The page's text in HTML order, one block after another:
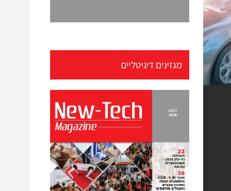
מגזינים דיגיטליים